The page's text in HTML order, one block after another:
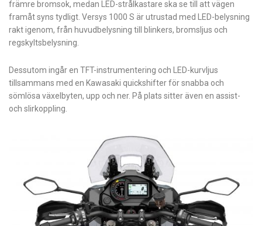
främre bromsok, medan LED-strålkastare ska se till att vägen
framåt syns tydligt. Versys 1000 S är utrustad med LED-belysning
rakt igenom, från huvudbelysning till blinkers, bromsljus och
regskyltsbelysning.
Dessutom ingår en TFT-instrumentering och LED-kurvljus
tillsammans med en Kawasaki quickshifter för snabba och
sömlösa växelbyten, upp och ner. På plats sitter även en assist-
och slirkoppling.